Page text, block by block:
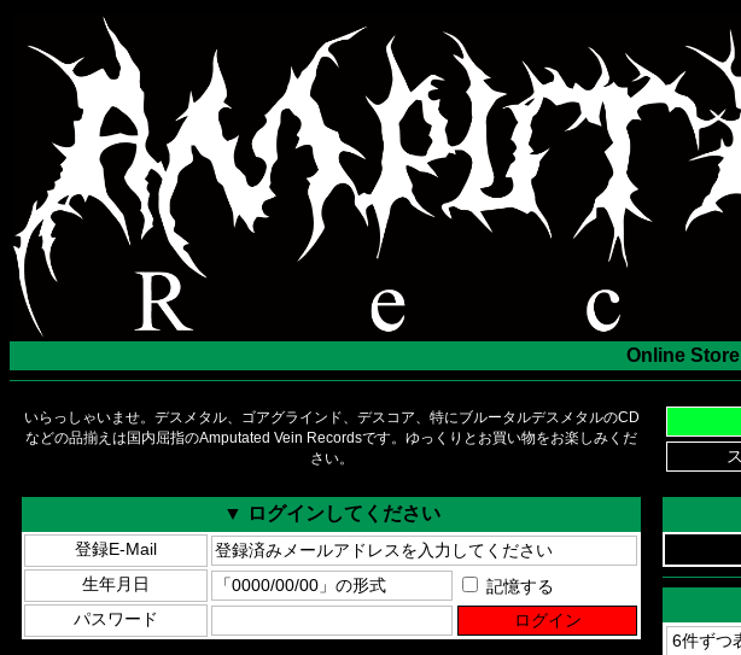
Online Store
いらっしゃいませ。デスメタル、ゴアグラインド、デスコア、特にブルータルデスメタルのCD
などの品揃えは国内屈指のAmputated Vein Recordsです。ゆっくりとお買い物をお楽しみくだ
さい。
▼ ログインしてください
登録E-Mail
生年月日
記憶する
パスワード